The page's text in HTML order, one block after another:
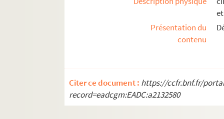
ORG C.8/1. Partitions de Henrion,
ORG C.8/2. Partitions de Herman,
ORG C.8/2. Partitions de Hermand-
ORG C.8/2. Partitions de Hess,
ORG C.8/2. Partitions de Heyral,
ORG C.8/2. Partitions de Hilliard,
Présentation du
contenu
Citer ce document : https://ccfr.bnf.fr/
record=eadcgm:EADC:a2132580